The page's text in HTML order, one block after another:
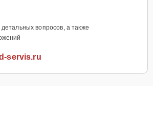
вопросов, а также
servis.ru